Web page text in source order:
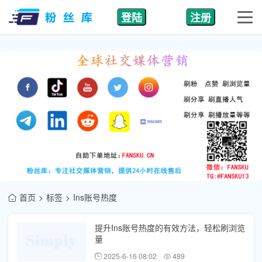
登陆 注册
首页 标签 Ins账号热度
提升Ins账号热度的有效方法，轻松刷浏览
量
2025-6-16 08:02 489